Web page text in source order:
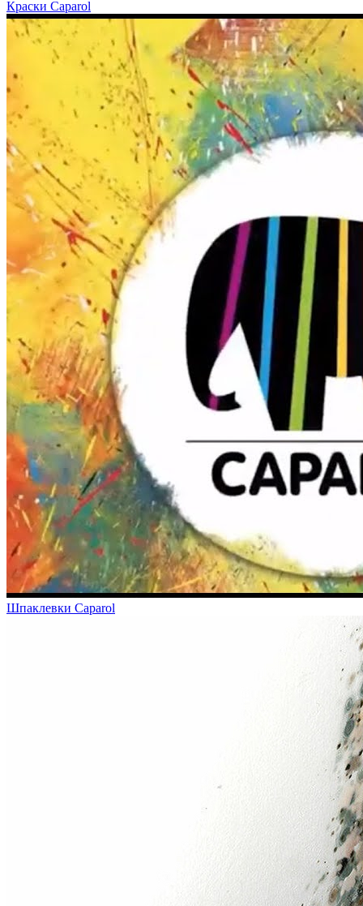
Краски Caparol
Шпаклевки Caparol